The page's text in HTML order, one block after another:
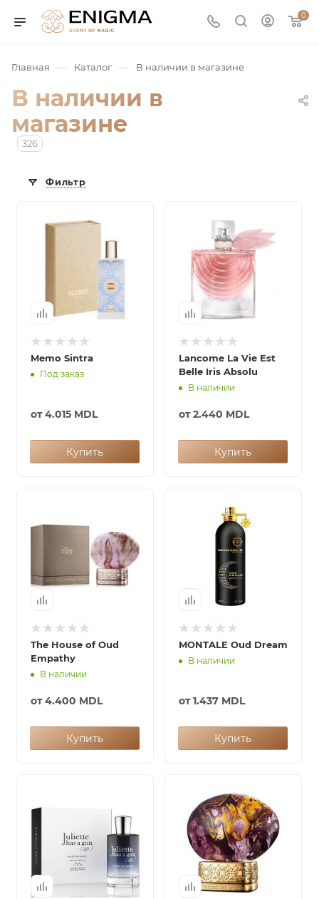
0
/ Нишевая
сертификат
Главная — Каталог — В наличии в магазине
В наличии в
магазине
326
Фильтр
Memo Sintra
Под заказ
от4.015 MDL
Купить
Lancome La Vie Est
Belle Iris Absolu
В наличии
от2.440 MDL
Купить
The House of Oud
Empathy
В наличии
от4.400 MDL
Купить
MONTALE Oud Dream
В наличии
от1.437 MDL
Купить